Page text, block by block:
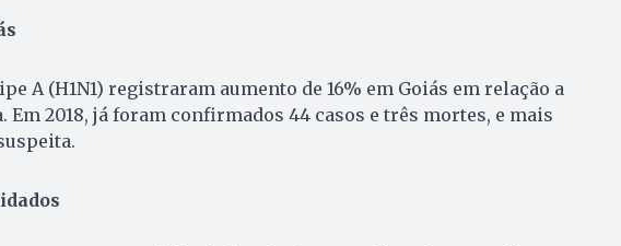
A (H1N1) registraram aumento de 16% em Goiás em relação a
Em 2018, já foram confirmados 44 casos e três mortes, e mais